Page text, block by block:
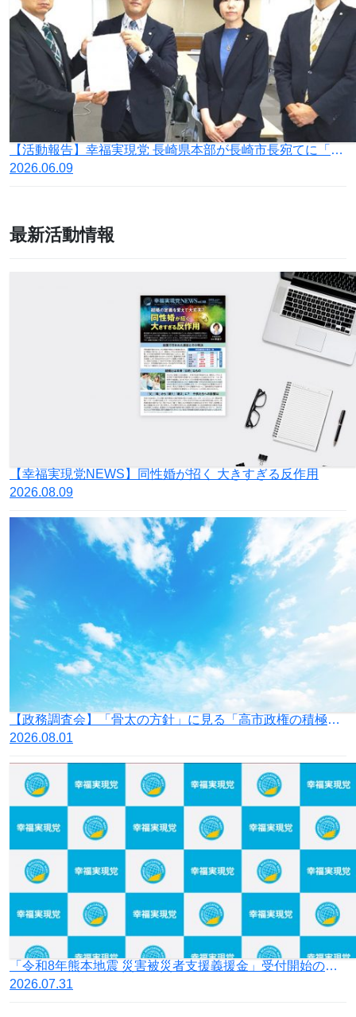
【活動報告】幸福実現党 長崎県本部が長崎市長宛てに「被爆81周年長崎原爆犠牲者慰霊平和祈念式典に関する要望書」を提出
2026.06.09
最新活動情報
【幸福実現党NEWS】同性婚が招く 大きすぎる反作用
2026.08.09
【政務調査会】「骨太の方針」に見る「高市政権の積極財政」の落とし穴
2026.08.01
「令和8年熊本地震 災害被災者支援義援金」受付開始のお知らせ
2026.07.31